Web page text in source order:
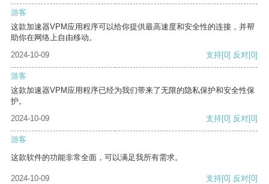
游客
这款加速器VPM应用程序可以给你提供最高速度和安全性的连接，并帮
助你在网络上自由移动。
2024-10-09
支持[0] 反对[0]
游客
这款加速器VPM应用程序已经为我们带来了无限的隐私保护和安全性保
护。
2024-10-09
支持[0] 反对[0]
游客
这款软件的功能非常全面，可以满足我所有需求。
2024-10-09 支持[0] 反对[0]